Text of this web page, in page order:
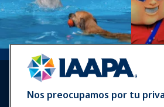
Nos preocupamos por tu